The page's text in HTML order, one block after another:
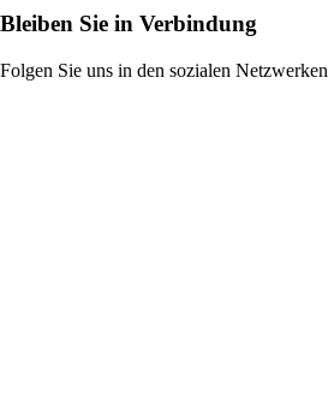
Bleiben Sie in Verbindung
Folgen Sie uns in den sozialen Netzwerken